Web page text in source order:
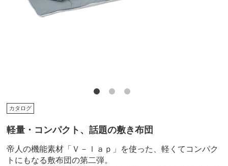
カタログ
軽量・コンパクト、話題の敷き布団
帝人の機能素材「Ｖ－ｌａｐ」を使った、軽くてコンパク
トにもなる敷布団の第二弾。